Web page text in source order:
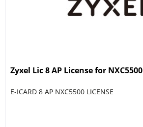
Zyxel Lic 8 AP License for NXC5500
E-ICARD 8 AP NXC5500 LICENSE